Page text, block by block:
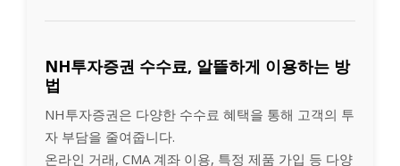
NH투자증권 수수료, 알뜰하게 이용하는 방
법
NH투자증권은 다양한 수수료 혜택을 통해 고객의 투
자 부담을 줄여줍니다.
온라인 거래, CMA 계좌 이용, 특정 제품 가입 등 다양